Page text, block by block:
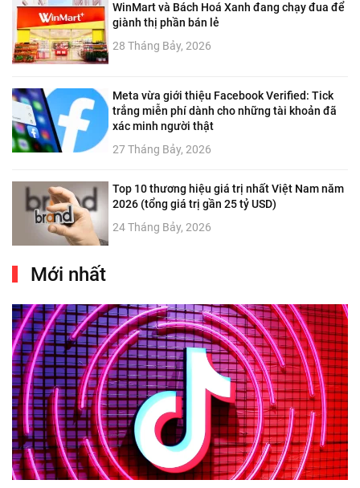
WinMart và Bách Hoá Xanh đang chạy đua để
giành thị phần bán lẻ
28 Tháng Bảy, 2026
Meta vừa giới thiệu Facebook Verified: Tick
trắng miễn phí dành cho những tài khoản đã
xác minh người thật
27 Tháng Bảy, 2026
Top 10 thương hiệu giá trị nhất Việt Nam năm
2026 (tổng giá trị gần 25 tỷ USD)
24 Tháng Bảy, 2026
Mới nhất